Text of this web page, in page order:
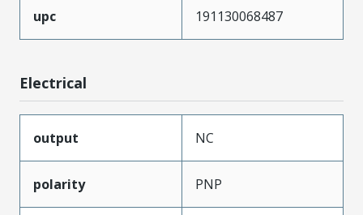
upc 191130068487
Electrical
output NC
polarity PNP